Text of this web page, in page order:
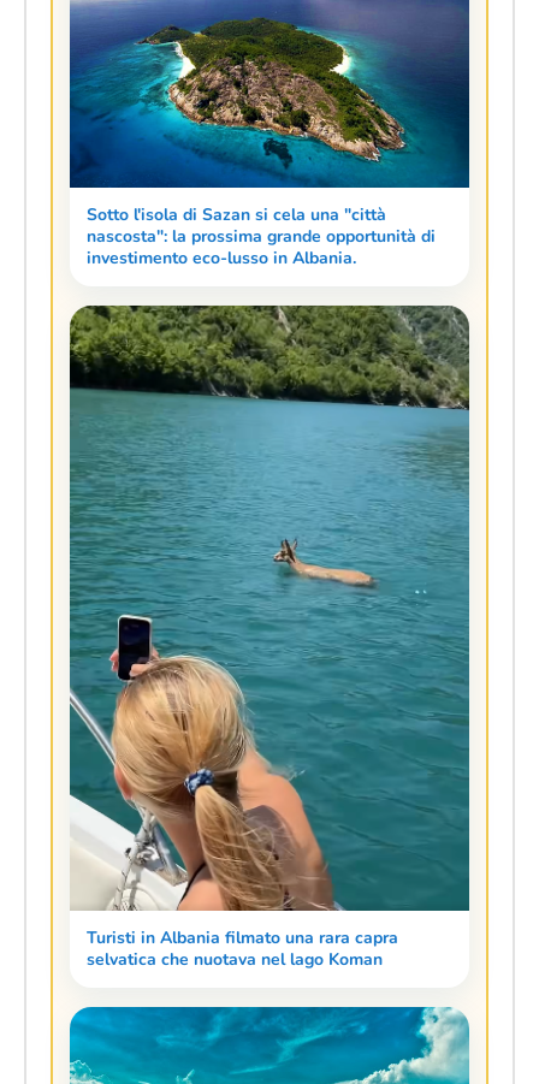
Sotto l'isola di Sazan si cela una "città
nascosta": la prossima grande opportunità di
investimento eco-lusso in Albania.
Turisti in Albania filmato una rara capra
selvatica che nuotava nel lago Koman